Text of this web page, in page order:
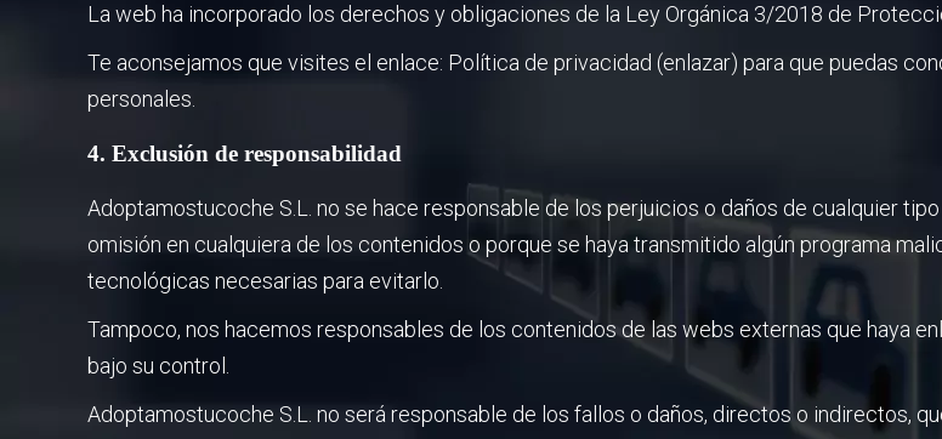
La web ha incorporado los derechos y obligaciones de la Ley Orgánica 3/2018 de
Te aconsejamos que visites el enlace: Política de privacidad (enlazar) para que puedas
personales.
4. Exclusión de responsabilidad
Adoptamostucoche S.L. no se hace responsable de los perjuicios o daños de cualquier
omisión en cualquiera de los contenidos o porque se haya transmitido algún programa
tecnológicas necesarias para evitarlo.
Tampoco, nos hacemos responsables de los contenidos de las webs externas que haya
bajo su control.
Adoptamostucoche S.L. no será responsable de los fallos o daños, directos o indirectos,